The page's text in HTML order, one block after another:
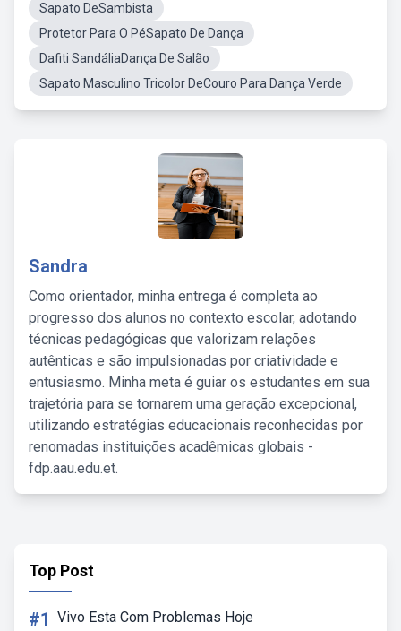
Sapato DeSambista
Protetor Para O PéSapato De Dança
Dafiti SandáliaDança De Salão
Sapato Masculino Tricolor DeCouro Para Dança Verde
Sandra
Como orientador, minha entrega é completa ao
progresso dos alunos no contexto escolar, adotando
técnicas pedagógicas que valorizam relações
autênticas e são impulsionadas por criatividade e
entusiasmo. Minha meta é guiar os estudantes em sua
trajetória para se tornarem uma geração excepcional,
utilizando estratégias educacionais reconhecidas por
renomadas instituições acadêmicas globais -
fdp.aau.edu.et.
Top Post
#1 Vivo Esta Com Problemas Hoje